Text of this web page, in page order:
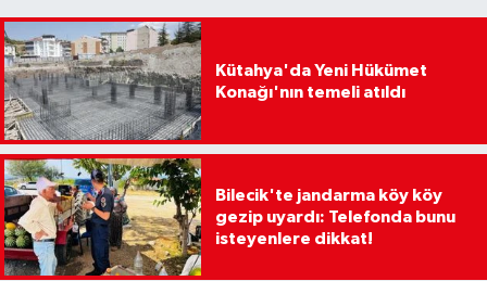
Kütahya'da Yeni Hükümet
Konağı'nın temeli atıldı
Bilecik'te jandarma köy köy
gezip uyardı: Telefonda bunu
isteyenlere dikkat!